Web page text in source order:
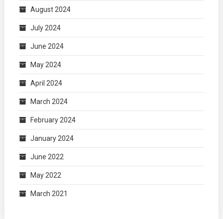
August 2024
July 2024
June 2024
May 2024
April 2024
March 2024
February 2024
January 2024
June 2022
May 2022
March 2021